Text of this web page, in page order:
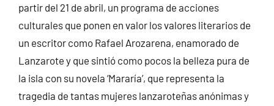
partir del 21 de abril, un programa de acciones
culturales que ponen en valor los valores literarios de
un escritor como Rafael Arozarena, enamorado de
Lanzarote y que sintió como pocos la belleza pura de
la isla con su novela ‘Mararía’, que representa la
tragedia de tantas mujeres lanzaroteñas anónimas y